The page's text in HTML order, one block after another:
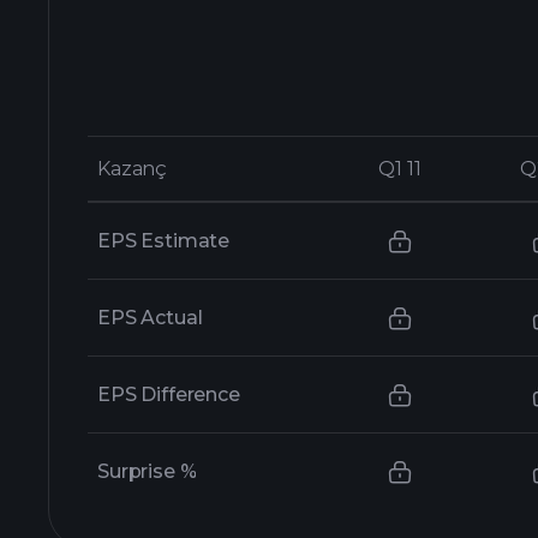
Kazanç Q1 11
Kazanç Q1 11
EPS Estimate
EPS Actual
EPS Difference
Surprise %